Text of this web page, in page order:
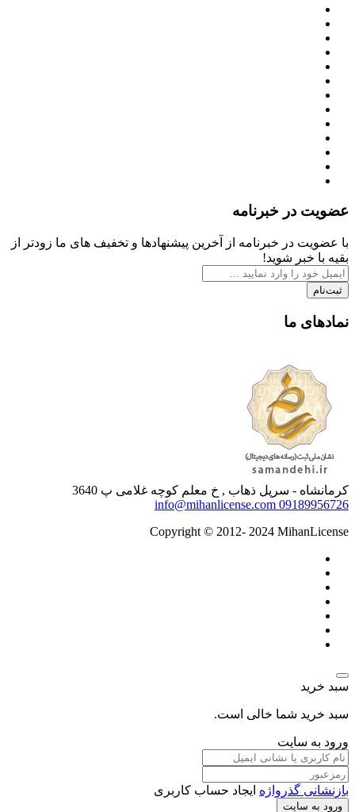
عضویت در خبرنامه
با عضویت در خبرنامه از آخرین پیشنهادها و تخفیف های ما زودتر از
بقیه با خبر شوید!
ثبت‌نام
نمادهای ما
کرمانشاه - سرپل ذهاب , خ معلم کوچه غلامی پ 3640
09189956726
info@mihanlicense.com
Copyright © 2012- 2024 MihanLicense
سبد خرید
سبد خرید شما خالی است.
ورود به سایت
بازنشانی گذرواژه ایجاد حساب کاربری
ورود به سایت